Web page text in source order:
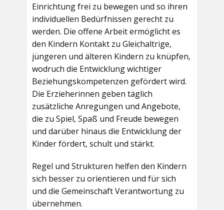
Einrichtung frei zu bewegen und so ihren
individuellen Bedürfnissen gerecht zu
werden. Die offene Arbeit ermöglicht es
den Kindern Kontakt zu Gleichaltrige,
jüngeren und älteren Kindern zu knüpfen,
wodruch die Entwicklung wichtiger
Beziehungskompetenzen gefördert wird.
Die Erzieherinnen geben täglich
zusätzliche Anregungen und Angebote,
die zu Spiel, Spaß und Freude bewegen
und darüber hinaus die Entwicklung der
Kinder fördert, schult und stärkt.
Regel und Strukturen helfen den Kindern
sich besser zu orientieren und für sich
und die Gemeinschaft Verantwortung zu
übernehmen.